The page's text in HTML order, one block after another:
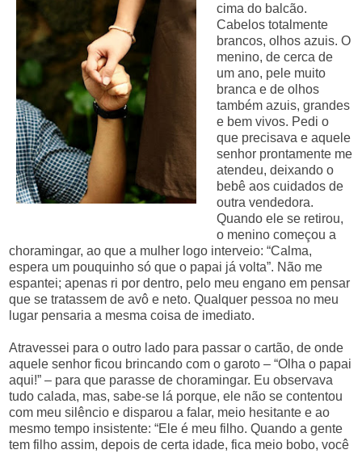
cima do balcão.
Cabelos totalmente
brancos, olhos azuis. O
menino, de cerca de
um ano, pele muito
branca e de olhos
também azuis, grandes
e bem vivos. Pedi o
que precisava e aquele
senhor prontamente me
atendeu, deixando o
bebê aos cuidados de
outra vendedora.
Quando ele se retirou,
o menino começou a
choramingar, ao que a mulher logo interveio: “Calma,
espera um pouquinho só que o papai já volta”. Não me
espantei; apenas ri por dentro, pelo meu engano em pensar
que se tratassem de avô e neto. Qualquer pessoa no meu
lugar pensaria a mesma coisa de imediato.
Atravessei para o outro lado para passar o cartão, de onde
aquele senhor ficou brincando com o garoto – “Olha o papai
aqui!” – para que parasse de choramingar. Eu observava
tudo calada, mas, sabe-se lá porque, ele não se contentou
com meu silêncio e disparou a falar, meio hesitante e ao
mesmo tempo insistente: “Ele é meu filho. Quando a gente
tem filho assim, depois de certa idade, fica meio bobo, você